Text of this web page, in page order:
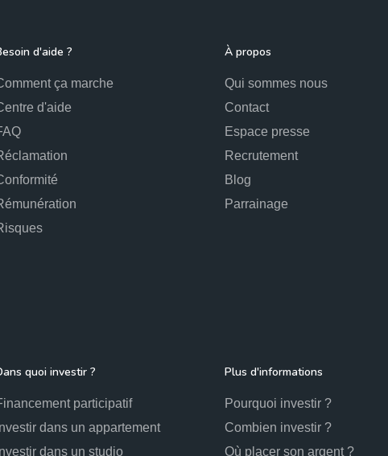
d'aide ?
ça marche
d'aide
À propos
Qui sommes nous
Contact
Espace presse
Recrutement
Blog
Parrainage
quoi investir ?
participatif
Investir dans un appartement
Investir dans un studio
Plus d'informations
Pourquoi investir ?
Combien investir ?
Où placer son argent ?